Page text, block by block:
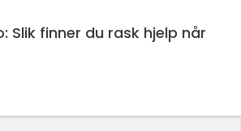
Slik finner du rask hjelp når